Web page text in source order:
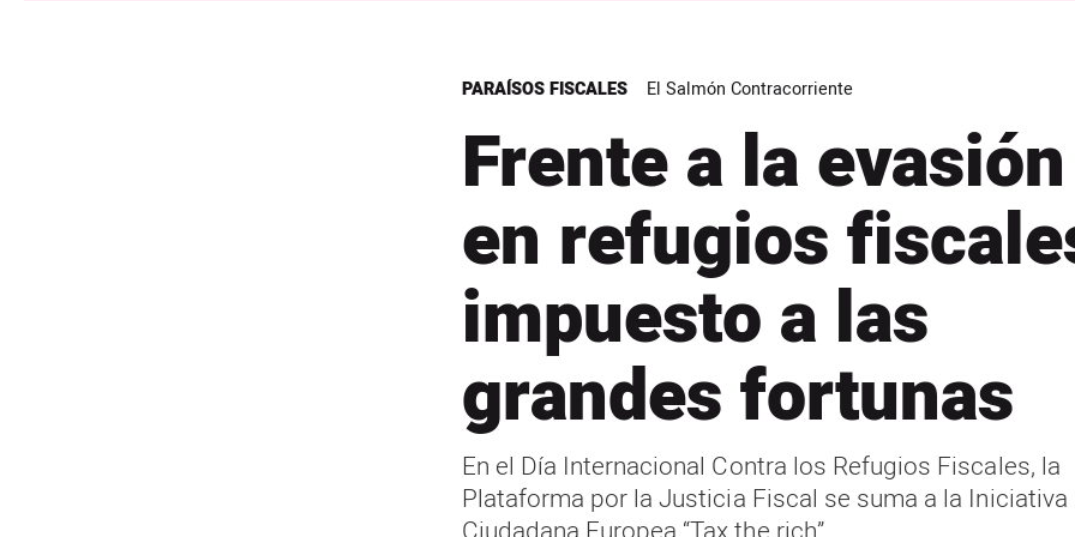
PARAÍSOS FISCALES El Salmón Contracorriente
Frente a la evasión
en refugios
impuesto a las
grandes fortunas
En el Día Internacional Contra los Refugios Fiscales, la
Plataforma por la Justicia Fiscal se suma a la Iniciativa